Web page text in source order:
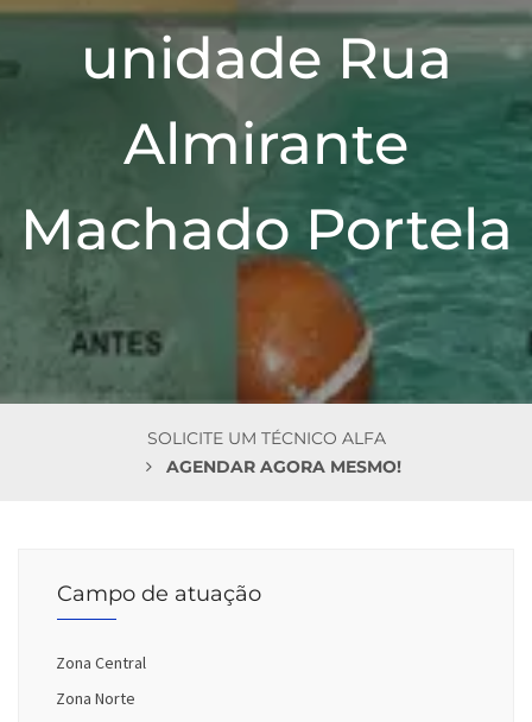
unidade Rua
Almirante
Machado Portela
SOLICITE UM TÉCNICO ALFA
AGENDAR AGORA MESMO!
Campo de atuação
Zona Central
Zona Norte